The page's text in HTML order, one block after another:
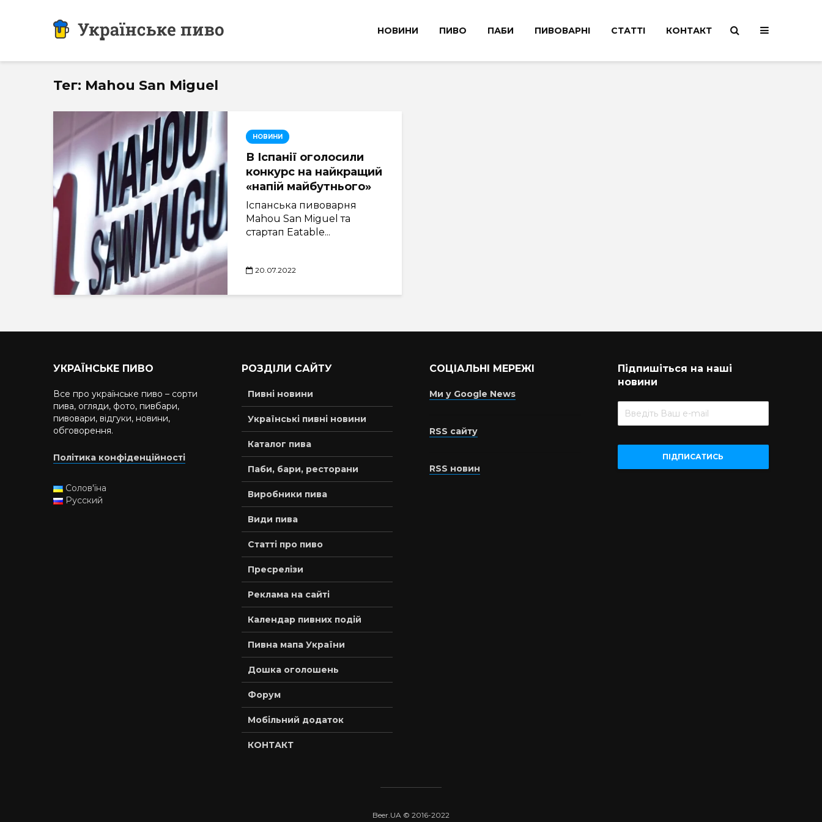
НОВИНИ ПИВО ПАБИ ПИВОВАРНІ СТАТТІ КОНТАКТ
Тег: Mahou San Miguel
НОВИНИ
В Іспанії оголосили
конкурс на найкращий
«напій майбутнього»
Іспанська пивоварня
Mahou San Miguel та
стартап Eatable...
20.07.2022
УКРАЇНСЬКЕ ПИВО
Все про українське пиво – сорти
пива, огляди, фото, пивбари,
пивовари, відгуки, новини,
обговорення.
Політика конфіденційності
Солов'їна
Русский
РОЗДІЛИ САЙТУ
Пивні новини
Українські пивні новини
Каталог пива
Паби, бари, ресторани
Виробники пива
Види пива
Статті про пиво
Пресрелізи
Реклама на сайті
Календар пивних подій
Пивна мапа України
Дошка оголошень
Форум
Мобільний додаток
КОНТАКТ
СОЦІАЛЬНІ МЕРЕЖІ
Ми у Google News
RSS сайту
RSS новин
Підпишіться на наші
новини
Beer.UA © 2016-2022